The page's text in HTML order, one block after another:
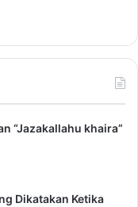
“Jazakallahu khaira”
Dikatakan Ketika